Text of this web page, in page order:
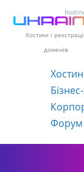
Хостинг і
доменів
Форум